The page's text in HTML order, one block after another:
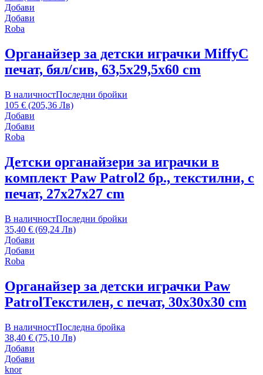
Добави
Добави
Roba
Органайзер за детски играчки MiffyС
печат, бял/сив, 63,5x29,5x60 cm
В наличностПоследни бройки
105 € (205,36 Лв)
Добави
Добави
Roba
Детски органайзери за играчки в
комплект Paw Patrol2 бр., текстилни, с
печат, 27x27x27 cm
В наличностПоследни бройки
35,40 € (69,24 Лв)
Добави
Добави
Roba
Органайзер за детски играчки Paw
PatrolТекстилен, с печат, 30x30x30 cm
В наличностПоследна бройка
38,40 € (75,10 Лв)
Добави
Добави
knor